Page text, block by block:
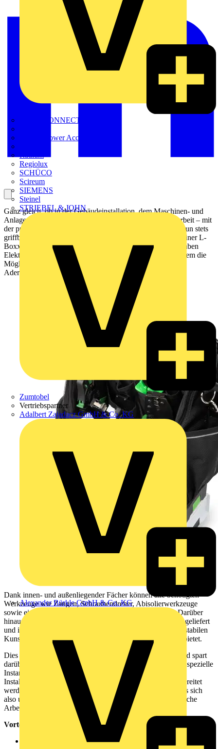
METZ CONNECT
Nexans Power Accessories
Radium
Regiolux
SCHÜCO
Scireum
SIEMENS
Steinel
STRIEBEL & JOHN
Zumtobel
Vertriebspartner
Adalbert Zajadacz GmbH & Co. KG
Alexander Bürkle GmbH & Co. KG
Ganz gleich, ob in der Gebäudeinstallation, dem Maschinen- und
Anlagenbau oder bei der Wartungs- und Instandhaltungsarbeit – mit
der praktischen WAGO Werkzeugtasche sind Werkzeuge nun stets
griffbereit. Da die Tasche einfach per Klickverschluss mit einer L-
Boxx Micro oder L-Boxx Mini verbunden werden kann, haben
Elektroinstallateure, Servicetechniker und Instandhalter zudem die
Möglichkeit, passende Verbindungsklemmen oder auch
Aderendhülsen für den Leiteranschluss dabeizuhaben.
Dank innen- und außenliegender Fächer können alle benötigten
Werkzeuge wie Zangen, Schraubendreher, Abisolierwerkzeuge
sowie ein Tablet bequem in der Tasche verstaut werden. Darüber
hinaus wird die Tasche mit einem praktischen Schultergurt geliefert
und ist daher schnell umgelegt. Sie besitzt außerdem einen stabilen
Kunststoffboden, der beim Abstellen einen sicheren Stand bietet.
Dies alles sorgt für maximale Mobilität und Flexibilität – und spart
darüber hinaus Zeit, da die passenden Werkzeuge, z. B. für spezielle
Instandhaltungsarbeiten oder sich wiederholende
Installationsarbeiten, in der kompakten Tasche bereits vorbereitet
werden können. Bei der WAGO Werkzeugtasche handelt es sich
also um eine praktische Aufbewahrungslösung, die die tägliche
Arbeit deutlich erleichtert.
Vorteile:
Maximale Mobilität und Flexibilität – alle benötigten